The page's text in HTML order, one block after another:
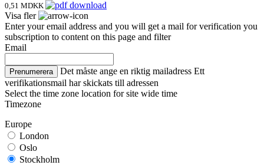
0,51 MDKK
Visa fler
Enter your email address and you will get a mail for verification you
subscription to content on this page and filter
Email
Prenumerera Det måste ange en riktig mailadress Ett
verifikationsmail har skickats till adressen
Select the time zone location for site wide time
Timezone
Europe
London
Oslo
Stockholm